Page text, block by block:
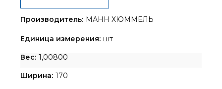
Производитель: МАНН ХЮММЕЛЬ
Единица измерения: шт
Вес: 1,00800
Ширина: 170